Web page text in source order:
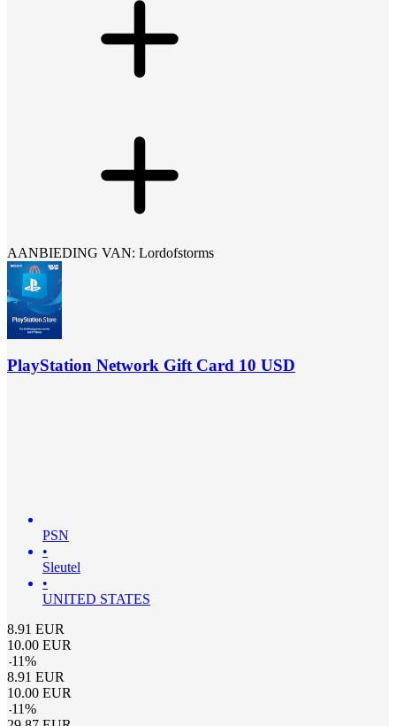
AANBIEDING VAN: Lordofstorms
PlayStation Network Gift Card 10 USD
PSN
•
Sleutel
•
UNITED STATES
8.91 EUR
10.00 EUR
-11%
8.91 EUR
10.00 EUR
-11%